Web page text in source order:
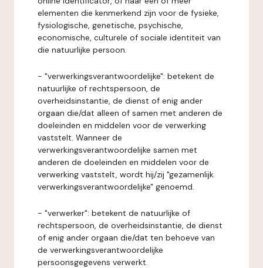
elementen die kenmerkend zijn voor de fysieke,
fysiologische, genetische, psychische,
economische, culturele of sociale identiteit van
die natuurlijke persoon.
- "verwerkingsverantwoordelijke": betekent de
natuurlijke of rechtspersoon, de
overheidsinstantie, de dienst of enig ander
orgaan die/dat alleen of samen met anderen de
doeleinden en middelen voor de verwerking
vaststelt. Wanneer de
verwerkingsverantwoordelijke samen met
anderen de doeleinden en middelen voor de
verwerking vaststelt, wordt hij/zij "gezamenlijk
verwerkingsverantwoordelijke" genoemd.
- "verwerker": betekent de natuurlijke of
rechtspersoon, de overheidsinstantie, de dienst
of enig ander orgaan die/dat ten behoeve van
de verwerkingsverantwoordelijke
persoonsgegevens verwerkt.